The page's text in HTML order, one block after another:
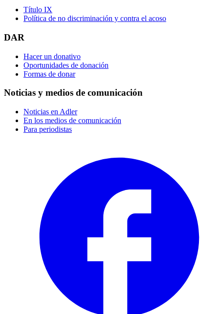
Título IX
Política de no discriminación y contra el acoso
DAR
Hacer un donativo
Oportunidades de donación
Formas de donar
Noticias y medios de comunicación
Noticias en Adler
En los medios de comunicación
Para periodistas